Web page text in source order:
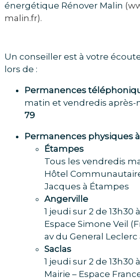
énergétique Rénover Malin (
malin.fr).
Un conseiller est à votre
lors de :
Permanences
matin et vendredis après-
79
Permanences physiques à
Étampes
Tous les vendredis
Hôtel
Jacques à Étampes
Angerville
1 jeudi sur 2 de 13h30
Espace Simone Veil
av du General
Saclas
1 jeudi sur 2 de 13h30
Mairie – Espace